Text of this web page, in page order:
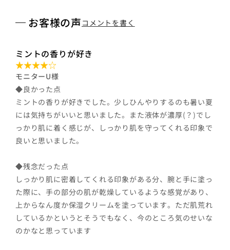
お客様の声 コメントを書く
ミントの香りが好き
モニターU様
◆良かった点
ミントの香りが好きでした。少しひんやりするのも暑い夏
には気持ちがいいと思いました。また液体が濃厚(？)でし
っかり肌に着く感じが、しっかり肌を守ってくれる印象で
良いと思いました。
◆残念だった点
しっかり肌に密着してくれる印象がある分、腕と手に塗っ
た際に、手の部分の肌が乾燥しているような感覚があり、
上からなん度か保湿クリームを塗っています。ただ肌荒れ
しているかというとそうでもなく、今のところ気のせいな
のかなと思っています